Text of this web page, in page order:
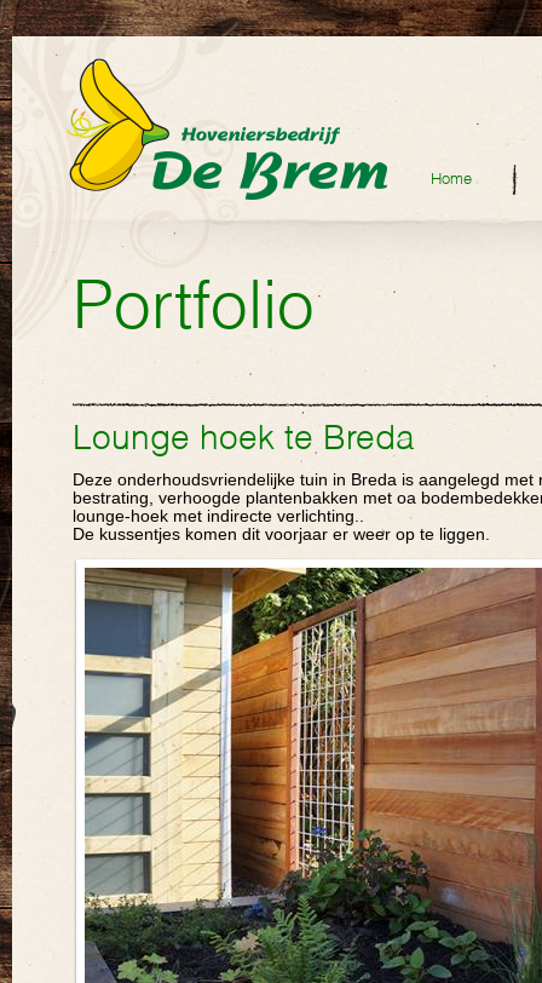
Home
Portfolio
Lounge hoek te Breda
Deze onderhoudsvriendelijke tuin in Breda is aangelegd met
bestrating, verhoogde plantenbakken met oa
lounge-hoek met indirecte verlichting..
De kussentjes komen dit voorjaar er weer op te liggen.